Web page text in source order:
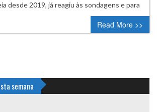
desde 2019, já reagiu às sondagens e para
Read More >>
semana